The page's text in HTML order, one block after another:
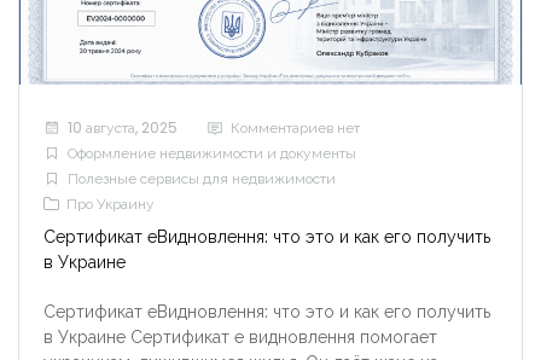
10 августа, 2025
Комментариев нет
Оформление недвижимости и документы
Полезные сервисы для недвижимости
Про Украину
Сертификат еВидновлення: что это и как его получить
в Украине
Сертификат еВидновлення: что это и как его получить
в Украине Сертификат е видновлення помогает